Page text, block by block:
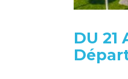
DU 21